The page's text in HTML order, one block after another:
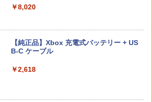
ンラインコード版
J) PlayStation 5
トローラー ミッドナイト ブラック(CFI-
ZCT2J01)
￥8,020
【純正品】Xbox 充電式バッテリー + US
B-C ケーブル
￥2,618